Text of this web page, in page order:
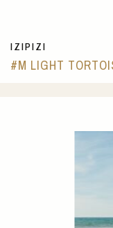
IZIPIZI
#M LIGHT